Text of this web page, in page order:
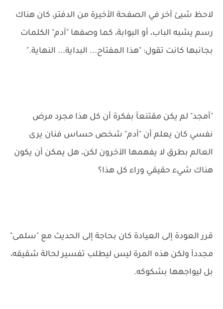
لاحظ شيئ آخر في الصفحة الأخيرة من الدفتر، كان هناك
رسم يشبه الباب، أو البوابة، كما وصفها "آدم" الكلمات
بجانبها كانت تقول: "هذا المفتاح... البداية... النهاية."
"أمجد" لم يكن مقتنعآ بفكرة أن كل هذا مجرد مرض
نفسي كان يعلم أن "آدم" شخص حساس فنان يرى
العالم بطرق لا يفهمها الآخرون لكن، هل يمكن أن يكون
هناك شيء حقيقي وراء كل هذا؟
قرر العودة إلى العيادة كان بحاجة إلى الحديث مع "سلمى"
مجددآ ولكن هذه المرة ليس ليطلب تفسير لحالة شقيقه،
بل ليواجهها بشكوكه.